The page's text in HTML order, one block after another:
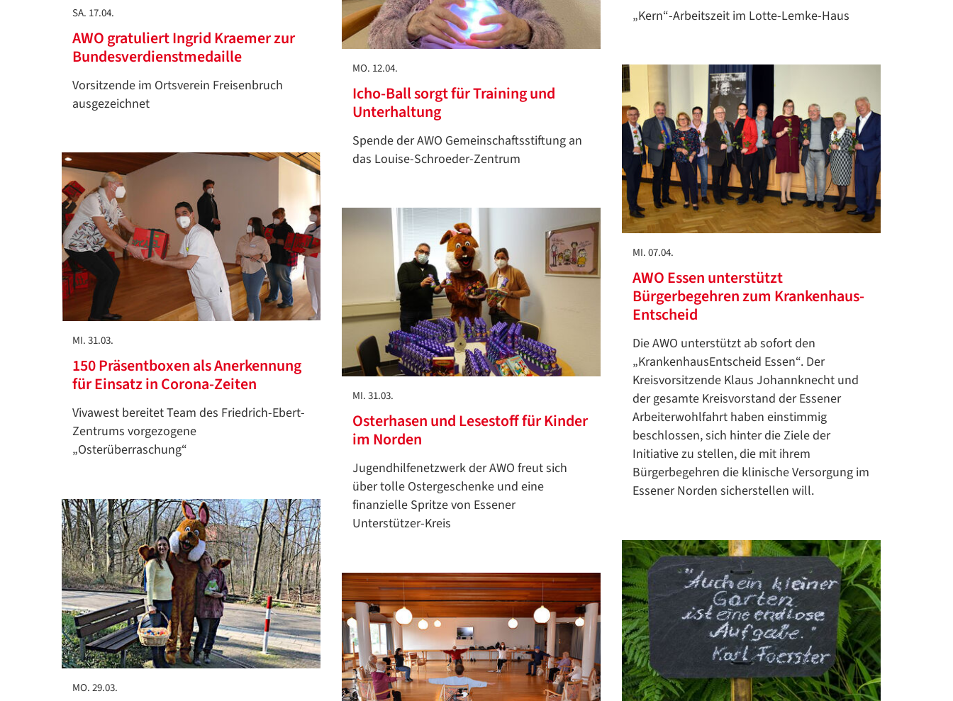
„Kern“-Arbeitszeit im Lotte-Lemke-Haus
SA. 17.04.
AWO gratuliert Ingrid Kraemer zur
Bundesverdienstmedaille
Vorsitzende im Ortsverein Freisenbruch
ausgezeichnet
MO. 12.04.
Icho-Ball sorgt für Training und
Unterhaltung
Spende der AWO Gemeinschaftsstiftung an
das Louise-Schroeder-Zentrum
MI. 07.04.
AWO Essen unterstützt
Bürgerbegehren zum Krankenhaus-
Entscheid
Die AWO unterstützt ab sofort den
„KrankenhausEntscheid Essen“. Der
Kreisvorsitzende Klaus Johannknecht und
der gesamte Kreisvorstand der Essener
Arbeiterwohlfahrt haben einstimmig
beschlossen, sich hinter die Ziele der
Initiative zu stellen, die mit ihrem
Bürgerbegehren die klinische Versorgung im
Essener Norden sicherstellen will.
MI. 31.03.
150 Präsentboxen als Anerkennung
für Einsatz in Corona-Zeiten
Vivawest bereitet Team des Friedrich-Ebert-
Zentrums vorgezogene
„Osterüberraschung“
MI. 31.03.
Osterhasen und Lesestoff für Kinder
im Norden
Jugendhilfenetzwerk der AWO freut sich
über tolle Ostergeschenke und eine
finanzielle Spritze von Essener
Unterstützer-Kreis
MO. 29.03.
ZURÜCK
Übersetzen
Translate
ZURÜCK